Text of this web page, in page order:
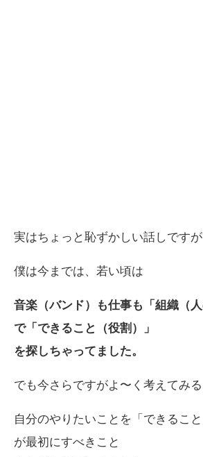
実はちょっと恥ずかしい話しですが
僕は今までは、若い頃は
音楽（バンド）も仕事も「組織（人
で「できること（役割）」
を探しちゃってました。
でも今さらですがよ〜く考えてみる
自分のやりたいことを「できるこ
が最初にすべきこと